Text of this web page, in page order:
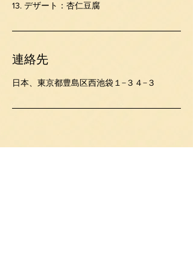
13. デザート：杏仁豆腐
連絡先
日本、東京都豊島区西池袋１−３４−３